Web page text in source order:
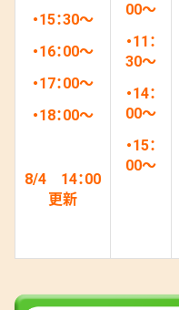
・15：30～
・16：00～
・17：00～
・18：00～
8/4 14：00
更新
00～
・11 ：
30～
・14：
00～
・15：
00～